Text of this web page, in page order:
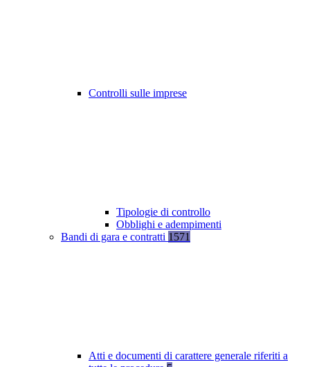
Controlli sulle imprese
Tipologie di controllo
Obblighi e adempimenti
Bandi di gara e contratti 1571
Atti e documenti di carattere generale riferiti a